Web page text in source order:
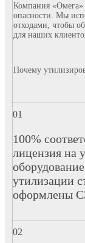
Компания
опасности. Мы
отходами, чтобы
для наших
Почему
100%
лицензия на
утилизации
оформлены